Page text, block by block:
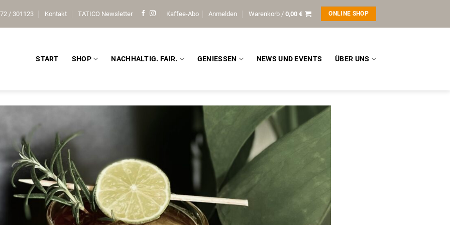
/ 301123 Kontakt TATICO Newsletter Kaffee-Abo Anmelden Warenkorb / 0,00 € ONLINE SHOP
START SHOP NACHHALTIG. FAIR. GENIESSEN NEWS UND EVENTS ÜBER UNS